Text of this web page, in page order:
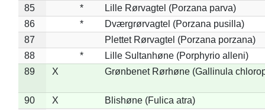
85
*
Lille Rørvagtel (Porzana parva)
86
*
Dværgrørvagtel (Porzana pusilla)
87
Plettet Rørvagtel (Porzana porzana)
88
*
Lille Sultanhøne (Porphyrio alleni)
89
X Grønbenet Rørhøne (Gallinula
90 X
Blishøne (Fulica atra)